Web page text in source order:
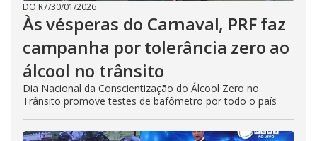
DO R7/30/01/2026
Às vésperas do Carnaval, PRF faz
campanha por tolerância zero ao
álcool no trânsito
Dia Nacional da Conscientização do Álcool Zero no
Trânsito promove testes de bafômetro por todo o país